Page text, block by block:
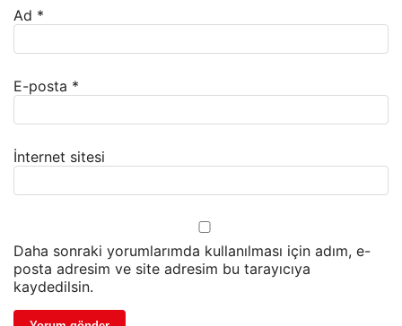
Ad *
E-posta *
İnternet sitesi
Daha sonraki yorumlarımda kullanılması için adım, e-
posta adresim ve site adresim bu tarayıcıya
kaydedilsin.